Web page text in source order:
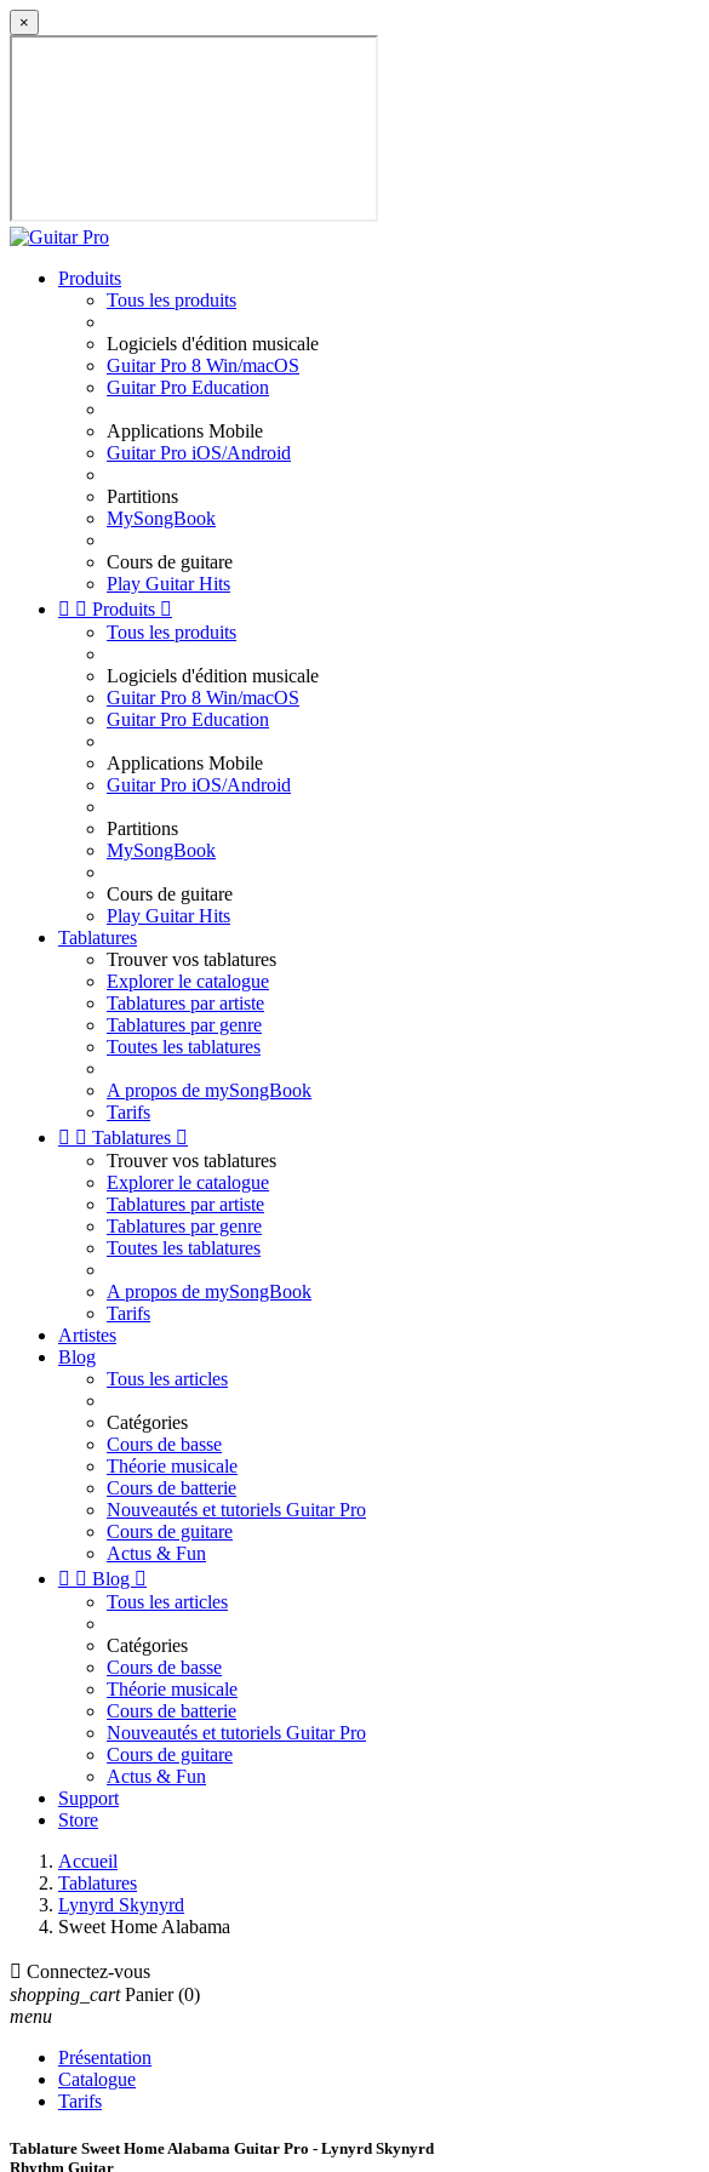
×
Produits
Tous les produits
Logiciels d'édition musicale
Guitar Pro 8 Win/macOS
Guitar Pro Education
Applications Mobile
Guitar Pro iOS/Android
Partitions
MySongBook
Cours de guitare
Play Guitar Hits
  Produits 
Tous les produits
Logiciels d'édition musicale
Guitar Pro 8 Win/macOS
Guitar Pro Education
Applications Mobile
Guitar Pro iOS/Android
Partitions
MySongBook
Cours de guitare
Play Guitar Hits
Tablatures
Trouver vos tablatures
Explorer le catalogue
Tablatures par artiste
Tablatures par genre
Toutes les tablatures
A propos de mySongBook
Tarifs
  Tablatures 
Trouver vos tablatures
Explorer le catalogue
Tablatures par artiste
Tablatures par genre
Toutes les tablatures
A propos de mySongBook
Tarifs
Artistes
Blog
Tous les articles
Catégories
Cours de basse
Théorie musicale
Cours de batterie
Nouveautés et tutoriels Guitar Pro
Cours de guitare
Actus & Fun
  Blog 
Tous les articles
Catégories
Cours de basse
Théorie musicale
Cours de batterie
Nouveautés et tutoriels Guitar Pro
Cours de guitare
Actus & Fun
Support
Store
Accueil
Tablatures
Lynyrd Skynyrd
Sweet Home Alabama
 Connectez-vous
shopping_cart Panier (0)
menu
Présentation
Catalogue
Tarifs
Tablature Sweet Home Alabama Guitar Pro - Lynyrd Skynyrd
Rhythm Guitar